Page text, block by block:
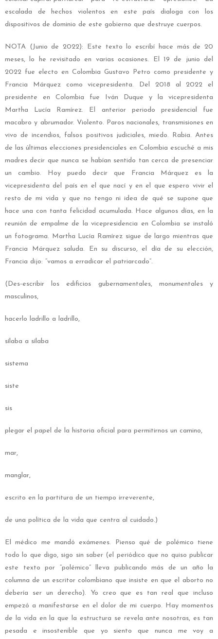
escalada de hechos violentos en este país dialoga con los
dispositivos de dominio de este gobierno que destruye cuerpos.
NOTA (Junio de 2022): Este texto lo escribí hace más de 20
meses, lo he revisitado en varias ocasiones. El 19 de junio del
2022 fue electo en Colombia Gustavo Petro como presidente y
Francia Márquez como vicepresidenta. Del 2018 al 2022 el
presidente en Colombia fue Iván Duque y la vicepresidenta
Martha Lucía Ramírez. El anterior periodo presidencial fue
macabro y abrumador. Violento. Paros nacionales, transmisiones en
vivo de incendios, falsos positivos judiciales, miedo. Rabia. Antes
de las últimas elecciones presidenciales en Colombia escuché a mis
madres decir que nunca se habían sentido tan cerca de presenciar
un cambio. Hoy puedo decir que Francia Márquez es la
vicepresidenta del país en el que nací y en el que espero vivir el
resto de mi vida y que no tengo ni idea de qué se supone que
hace una con tanta felicidad acumulada. Hace algunos días, en la
reunión de empalme de la vicepresidencia en Colombia se instaló
un fotograma. Martha Lucía Ramírez sigue de largo mientras que
Francia Márquez saluda. En su discurso, el día de su elección,
Francia dijo: “vamos a erradicar el patriarcado”.
(Des-escribir los edificios gubernamentales, monumentales y
masculinos,
hacerlo ladrillo a ladrillo,
sílaba a sílaba
sistema
siste
sis
plegar el papel de la historia oficial para permitirnos un camino,
mar,
manglar,
escrito en la partitura de un tiempo irreverente,
de una política de la vida que centra al cuidado.)
El médico me mandó exámenes. Pienso qué de polémico tiene
todo lo que digo, sigo sin saber (el periódico que no quiso publicar
este texto por “polémico” lleva publicando más de un año la
columna de un escritor colombiano que insiste en que el aborto no
debería ser un derecho). Yo creo que es tan real que incluso
empezó a manifestarse en el dolor de mi cuerpo. Hay momentos
de la vida en la que la estructura se revela ante nosotras, es tan
pesada e insostenible que yo siento que nunca me voy a